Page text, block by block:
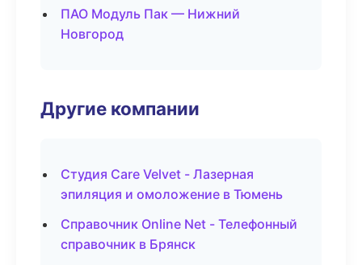
ПАО Модуль Пак — Нижний
Новгород
Другие компании
Студия Care Velvet - Лазерная
эпиляция и омоложение в Тюмень
Справочник Online Net - Телефонный
справочник в Брянск